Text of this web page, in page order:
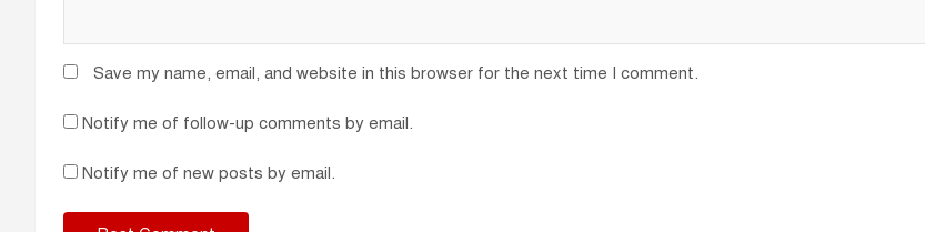
Save my name, email, and website in this browser for the next time I comment.
Notify me of follow-up comments by email.
Notify me of new posts by email.